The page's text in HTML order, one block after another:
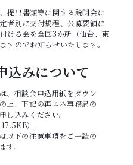
提出書類等に関する説明会に
者別に交付規程、公募要領に
ける会を全国3か所（仙台、東
すのでお知らせいたします。
込みについて
、相談会申込用紙をダウン
上、下記の再エネ事務局の
し込みください。
）
以下の注意事項をご一読の
す。